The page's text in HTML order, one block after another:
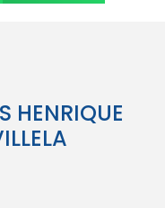
HENRIQUE